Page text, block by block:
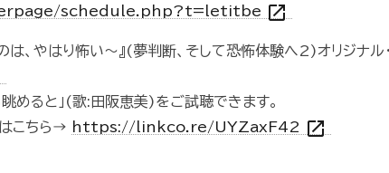
schedule.php?t=letitbe open_in_new
のは、やはり怖い～』(夢判断、そして恐怖体験へ2)オリジナル
めると」(歌:田阪恵美)をご試聴できます。
こちら→ https://linkco.re/UYZaxF42 open_in_new